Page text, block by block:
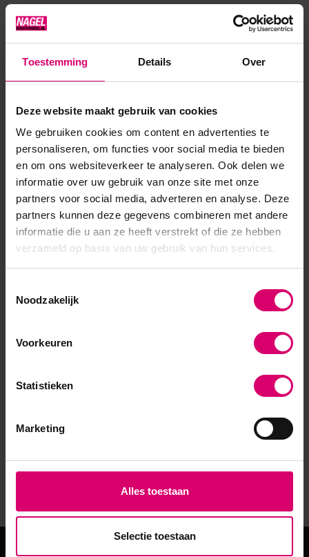
Toestemming Details Over
Deze website maakt gebruik van cookies
We gebruiken cookies om content en advertenties te
personaliseren, om functies voor social media te bieden
en om ons websiteverkeer te analyseren. Ook delen we
informatie over uw gebruik van onze site met onze
partners voor social media, adverteren en analyse. Deze
partners kunnen deze gegevens combineren met andere
informatie die u aan ze heeft verstrekt of die ze hebben
verzameld op basis van uw gebruik van hun services.
Noodzakelijk
Voorkeuren
Statistieken
Marketing
Alles toestaan
Selectie toestaan
Welke kleur acryl wil jij op nagels? Misschien een felle kleur of
een zachte nude kleur. Wat te denken van een glitter?
NIEUWE ACRYL KLEUREN
kleuren uit en bij. Deze kleuren worden vaak gebaseerd op
de laatste kleuren en trends uit de fashion & beauty wereld.
Ben je op zoek naar de nieuwste en trendy kleuren?
Selecteer dan een kleur of effect of ga dan naar onze
categorie vannieuwe producten. Wij voegen namelijk zeer
regelmatig nieuwe kleuren en artikelen toe aan ons
assortiment.